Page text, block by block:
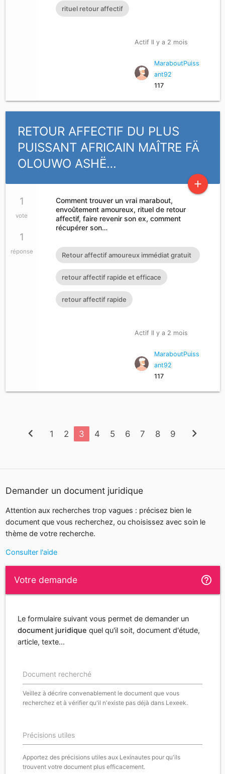
rituel retour affectif
Actif Il y a 2 mois
MaraboutPuiss
ant92
117
RETOUR AFFECTIF DU PLUS
PUISSANT AFRICAIN MAÎTRE FÄ
OLOUWO ASHË…
add
1
vote
1
réponse
Comment trouver un vrai marabout,
envoûtement amoureux, rituel de retour
affectif, faire revenir son ex, comment
récupérer son…
Retour affectif amoureux immédiat gratuit
Rituel retour affectif
retour affectif rapide et efficace
retour affectif rapide
Actif Il y a 2 mois
MaraboutPuiss
ant92
117
chevron_left 1 2 3 4 5 6 7 8 9 chevron_right
Demander un document juridique
Attention aux recherches trop vagues : précisez bien le
document que vous recherchez, ou choisissez avec soin le
thème de votre recherche.
Consulter l'aide
Votre demande help_outline
Le formulaire suivant vous permet de demander un
document juridique quel qu'il soit, document d'étude,
article, texte...
Document recherché
Veillez à décrire convenablement le document que vous
recherchez et à vérifier qu'il n'existe pas déjà dans Lexeek.
Précisions utiles
Apportez des précisions utiles aux Lexinautes pour qu'ils
trouvent votre document plus efficacement.